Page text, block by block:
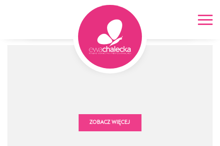
Kontakt
Elementy montażowe
ROZWIŃ KATEGORIE
ZOBACZ WIĘCEJ